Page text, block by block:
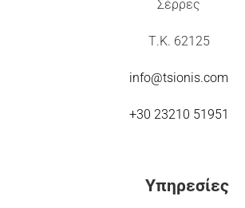
Σέρρες
Τ.Κ. 62125
info@tsionis.com
+30 23210 51951
Υπηρεσίες